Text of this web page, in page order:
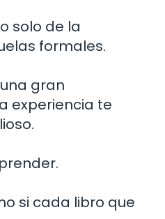
solo de la
formales.
gran
experiencia te
si cada libro que